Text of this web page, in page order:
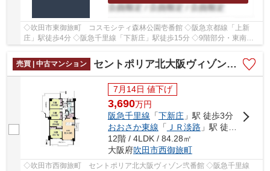
◇吹田市東御旅町 コスモシティ森林公園壱番館 ◇阪急京都線「上新
庄」駅徒歩4分 ◇阪急千里線「下新庄」駅徒歩15分 ◇9階部分・東南北
売買 | 中古マンション
セントポリア北大阪ヴィゾン弐番館
7月14日 値下げ
3,690万円
阪急千里線 「下新庄」駅 徒歩3分
おおさか東線 「 ＪＲ淡路 」駅 徒歩15分
12階 / 4LDK / 84.28㎡
大阪府吹田市西御旅町
◇吹田市西御旅町 セントポリア北大阪ヴィゾン弐番館 ◇阪急千里線